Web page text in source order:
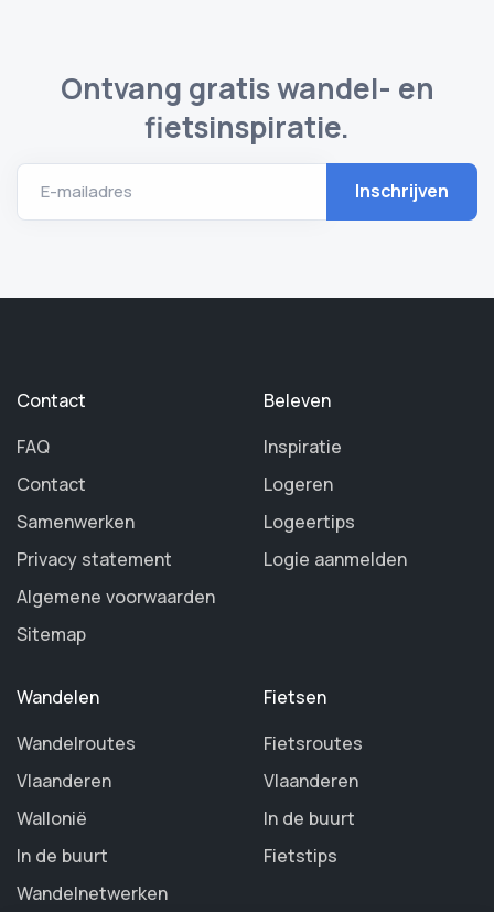
Ontvang gratis wandel- en
fietsinspiratie.
E-mailadres
Contact
FAQ
Contact
Samenwerken
Privacy statement
Algemene voorwaarden
Sitemap
Beleven
Inspiratie
Logeren
Logeertips
Logie aanmelden
Wandelen
Wandelroutes
Vlaanderen
Wallonië
In de buurt
Wandelnetwerken
Fietsen
Fietsroutes
Vlaanderen
In de buurt
Fietstips